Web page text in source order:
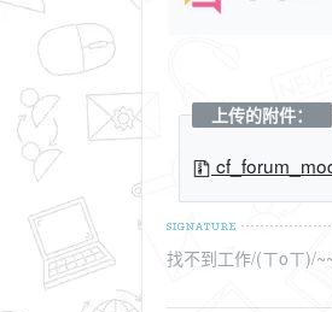
上传的附件：
找不到工作/(ㄒoㄒ)/